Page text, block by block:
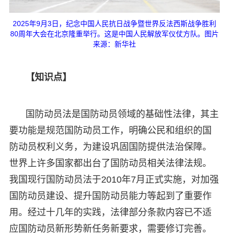
2025年9月3日，纪念中国人民抗日战争暨世界反法西斯战争胜利
80周年大会在北京隆重举行。这是中国人民解放军仪仗方队。图片
来源：新华社
【知识点】
国防动员法是国防动员领域的基础性法律，其主
要功能是规范国防动员工作，明确公民和组织的国
防动员权利义务，为建设巩固国防提供法治保障。
世界上许多国家都出台了国防动员相关法律法规。
我国现行国防动员法于2010年7月正式实施，对加强
国防动员建设、提升国防动员能力等起到了重要作
用。经过十几年的实践，法律部分条款内容已不适
应国防动员新形势新任务新要求，需要修订完善。